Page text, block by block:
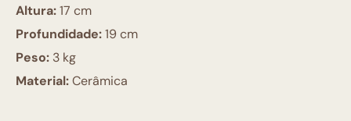
Altura:17 cm
Profundidade:19 cm
Peso: 3 kg
Material:Cerâmica